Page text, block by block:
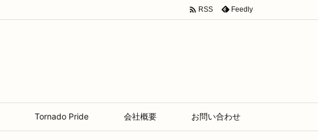
Tornado Pride 会社概要 お問い合わせ
 RSS Feedly